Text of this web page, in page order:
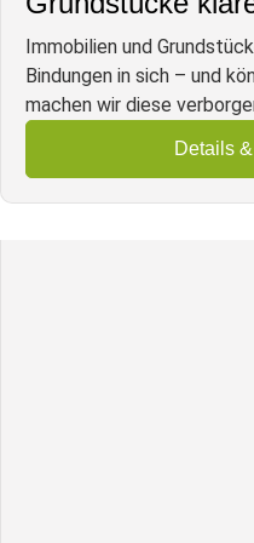
Immobilien und
Bindungen in sich – und
machen wir diese
Details